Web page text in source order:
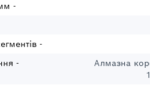
-
-
-
Алмазна